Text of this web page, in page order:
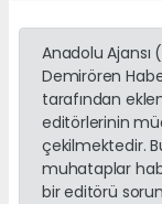
Anadolu Ajansı
Demirören
tarafından
editörlerinin
çekilmektedir.
muhataplar
bir editörü